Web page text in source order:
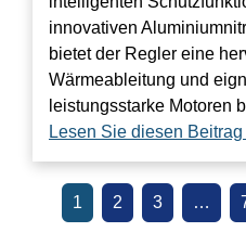
innovativen
bietet der Regler eine
Wärmeableitung und
leistungsstarke Motoren
Lesen Sie diesen
1 2 3 …